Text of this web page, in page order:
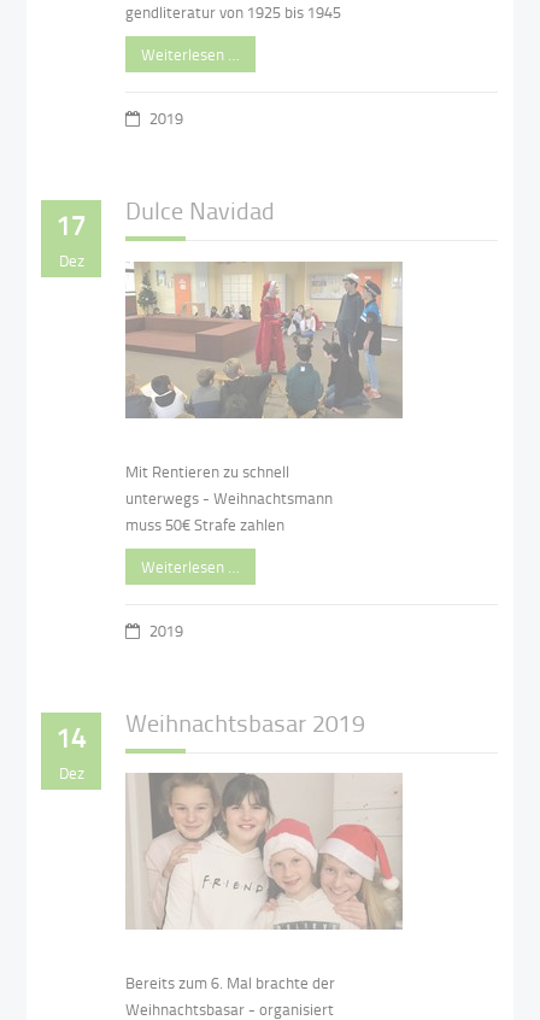
gendliteratur von 1925 bis 1945
Weiterlesen …
2019
17
Dez
Dulce Navidad
Mit Rentieren zu schnell
unterwegs - Weihnachtsmann
muss 50€ Strafe zahlen
Weiterlesen …
2019
14
Dez
Weihnachtsbasar 2019
Bereits zum 6. Mal brachte der
Weihnachtsbasar - organisiert